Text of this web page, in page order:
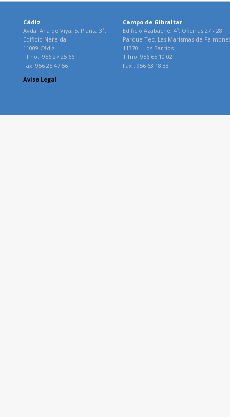
Cádiz
Avda. Ana de Viya, 5. Planta 3ª.
Edificio Nereida.
11009 Cádiz.
Tlfno.: 956 27 25 66
Fax: 956 25 47 56
Campo de Gibraltar
Edificio Azabache, 4º. Oficinas 27 - 28.
Parque Tec. Las Marismas de
11370 - Los Barrios.
Tlfno: 956 65 10 02
Fax : 956 63 18 38
Aviso Legal